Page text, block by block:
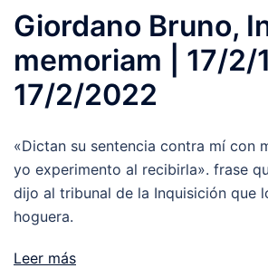
Giordano Bruno,
memoriam | 17/2/
17/2/2022
«Dictan su sentencia contra mí con
yo experimento al recibirla». frase
dijo al tribunal de la Inquisición que
hoguera.
Leer más